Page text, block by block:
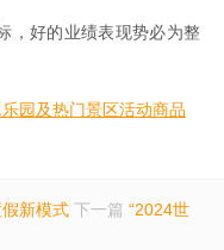
，好的业绩表现势必为整
园及热门景区活动商品
新模式 下一篇 “2024世